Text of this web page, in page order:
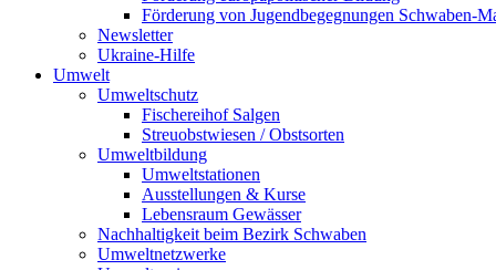
Förderung von Jugendbegegnungen Schwaben-
Newsletter
Ukraine-Hilfe
Umwelt
Umweltschutz
Fischereihof Salgen
Streuobstwiesen / Obstsorten
Umweltbildung
Umweltstationen
Ausstellungen & Kurse
Lebensraum Gewässer
Nachhaltigkeit beim Bezirk Schwaben
Umweltnetzwerke